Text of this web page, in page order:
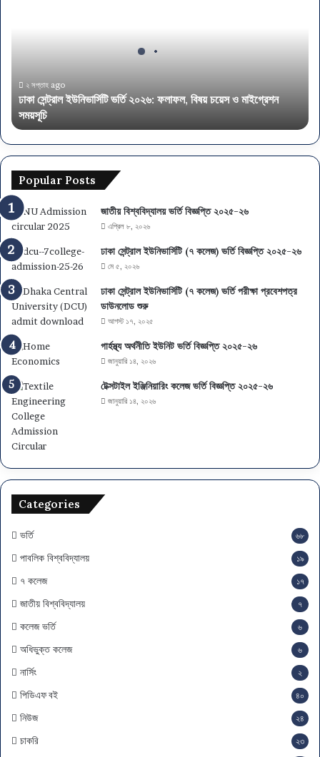
চয়েস
মাইগ্রেশন
সময়সূচি
২ সপ্তাহ ago
ঢাকা সেন্ট্রাল ইউনিভার্সিটি ভর্তি ২০২৬: ফলাফল, বিষয় চয়েস ও মাইগ্রেশন
সময়সূচি
Popular Posts
জাতীয় বিশ্ববিদ্যালয় ভর্তি বিজ্ঞপ্তি ২০২৫-২৬
এপ্রিল ৮, ২০২৬
ঢাকা সেন্ট্রাল ইউনিভার্সিটি (৭ কলেজ) ভর্তি বিজ্ঞপ্তি ২০২৫-২৬
মে ৫, ২০২৬
ঢাকা সেন্ট্রাল ইউনিভার্সিটি (৭ কলেজ) ভর্তি পরীক্ষা প্রবেশপত্র
ডাউনলোড শুরু
আগস্ট ১৭, ২০২৫
গার্হস্থ্য অর্থনীতি ইউনিট ভর্তি বিজ্ঞপ্তি ২০২৫-২৬
জানুয়ারি ১৪, ২০২৬
টেক্সটাইল ইঞ্জিনিয়ারিং কলেজ ভর্তি বিজ্ঞপ্তি ২০২৫-২৬
জানুয়ারি ১৪, ২০২৬
Categories
ভর্তি ৬৮
পাবলিক বিশ্ববিদ্যালয় ১৯
৭ কলেজ ১৭
জাতীয় বিশ্ববিদ্যালয় ৭
কলেজ ভর্তি ৬
অধিভুক্ত কলেজ ৬
নার্সিং ২
পিডিএফ বই ৪০
নিউজ ২৪
চাকরি ২৩